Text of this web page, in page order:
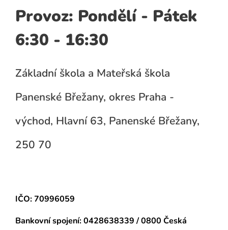
Provoz: Pondělí - Pátek
6:30 - 16:30
Základní škola a Mateřská škola
Panenské Břežany, okres Praha -
východ, Hlavní 63, Panenské Břežany,
250 70
IČO: 70996059
Bankovní spojení:0428638339 / 0800 Česká